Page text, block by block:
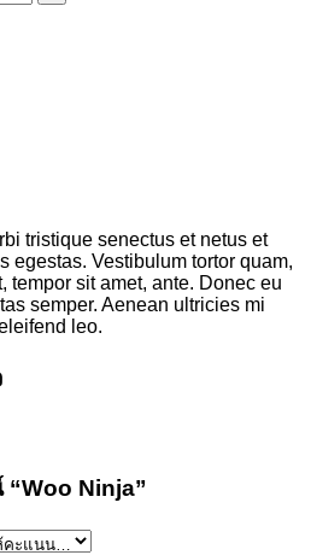
tristique senectus et netus et
egestas. Vestibulum tortor quam,
tempor sit amet, ante. Donec eu
semper. Aenean ultricies mi
leo.
Ninja”